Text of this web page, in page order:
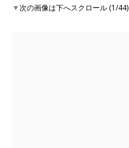
▼次の画像は下へスクロール (1/44)